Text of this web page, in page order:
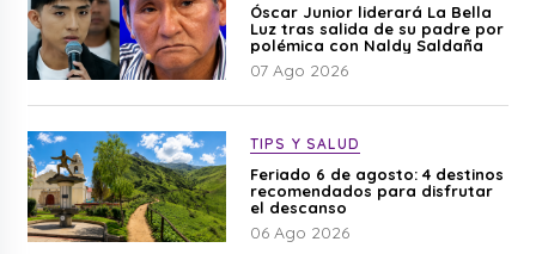
Óscar Junior liderará La Bella
Luz tras salida de su padre por
polémica con Naldy Saldaña
07 Ago 2026
TIPS Y SALUD
Feriado 6 de agosto: 4 destinos
recomendados para disfrutar
el descanso
06 Ago 2026